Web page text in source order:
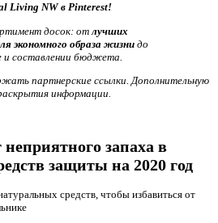
Living NW в Pinterest!
досок: от лучших
экономного образа жизни до
и составлении бюджета.
партнерские ссылки. Дополнительную
информации.
запаха в
защиты на 2020 год
средств, чтобы избавиться от